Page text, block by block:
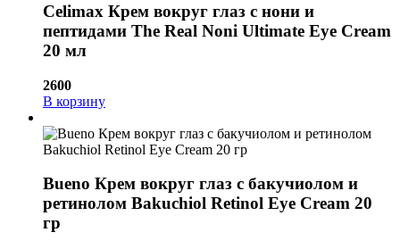
Celimax Крем вокруг глаз с нони и
пептидами The Real Noni Ultimate Eye Cream
20 мл
2600
В корзину
Bueno Крем вокруг глаз с бакучиолом и
ретинолом Bakuchiol Retinol Eye Cream 20
гр